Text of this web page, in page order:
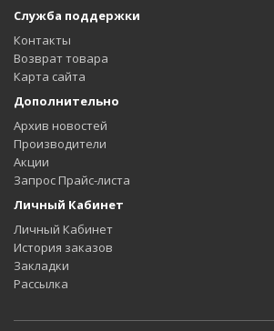
Служба поддержки
Контакты
Возврат товара
Карта сайта
Дополнительно
Архив новостей
Производители
Акции
Запрос Прайс-листа
Личный Кабинет
Личный Кабинет
История заказов
Закладки
Рассылка